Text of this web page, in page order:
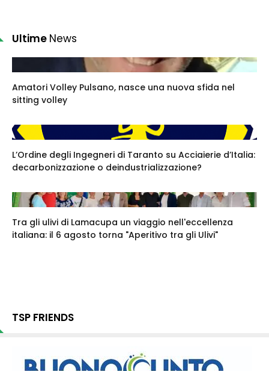
Ultime News
Amatori Volley Pulsano, nasce una nuova sfida nel
sitting volley
L’Ordine degli Ingegneri di Taranto su Acciaierie d’Italia:
decarbonizzazione o deindustrializzazione?
Tra gli ulivi di Lamacupa un viaggio nell'eccellenza
italiana: il 6 agosto torna "Aperitivo tra gli Ulivi"
TSP FRIENDS